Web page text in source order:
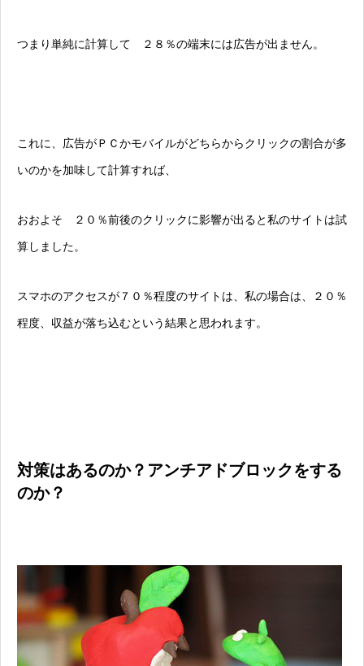
つまり単純に計算して ２８％の端末には広告が出ません。
これに、広告がＰＣかモバイルがどちらからクリックの割合が多
いのかを加味して計算すれば、
おおよそ ２０％前後のクリックに影響が出ると私のサイトは試
算しました。
スマホのアクセスが７０％程度のサイトは、私の場合は、２０％
程度、収益が落ち込むという結果と思われます。
対策はあるのか？アンチアドブロックをする
のか？